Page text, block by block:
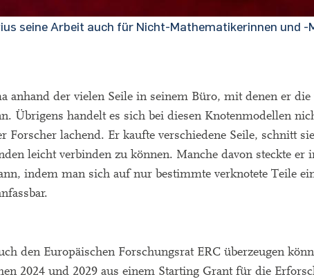
seine Arbeit auch für Nicht-Mathematikerinnen und
anhand der vielen Seile in seinem Büro, mit denen er
Übrigens handelt es sich bei diesen Knotenmodellen
Forscher lachend. Er kaufte verschiedene Seile, schnitt
leicht verbinden zu können. Manche davon steckte er
indem man sich auf nur bestimmte verknotete Teile
den Europäischen Forschungsrat ERC überzeugen
2024 und 2029 aus einem Starting Grant für die